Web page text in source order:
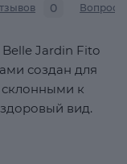
0 Вопросы
Jardin Fito
создан для
склонными к
вид.